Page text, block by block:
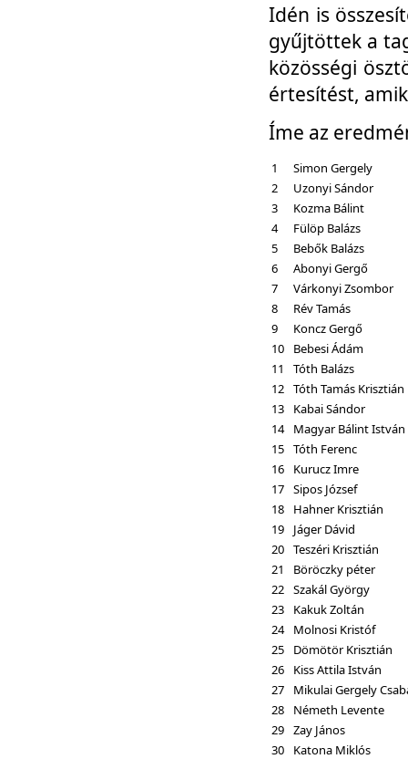
Idén is
gyűjtöttek a
közösségi
értesítést,
Íme az
1
Simon Gergely
2
Uzonyi Sándor
3
Kozma Bálint
4
Fülöp Balázs
5
Bebők Balázs
6
Abonyi Gergő
7
Várkonyi Zsombor
8
Rév Tamás
9
Koncz Gergő
10
Bebesi Ádám
11
Tóth Balázs
12 Tóth Tamás Krisztián
13
Kabai Sándor
14 Magyar Bálint István
15 Tóth Ferenc
16
Kurucz Imre
17 Sipos József
18
Hahner Krisztián
19
Jáger Dávid
20 Teszéri Krisztián
21
Böröczky péter
22 Szakál György
23
Kakuk Zoltán
24
Molnosi Kristóf
25
Dömötör Krisztián
26
Kiss Attila István
27
Mikulai Gergely
28
Németh Levente
29 Zay János
30
Katona Miklós